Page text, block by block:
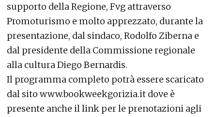
supporto della Regione, Fvg attraverso
Promoturismo e molto apprezzato, durante la
presentazione, dal sindaco, Rodolfo Ziberna e
dal presidente della Commissione regionale
alla cultura Diego Bernardis.
Il programma completo potrà essere scaricato
dal sito www.bookweekgorizia.it dove è
presente anche il link per le prenotazioni agli